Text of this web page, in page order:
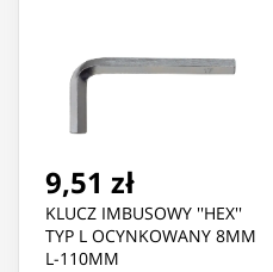
9,51 zł
KLUCZ IMBUSOWY ''HEX''
TYP L OCYNKOWANY 8MM
L-110MM